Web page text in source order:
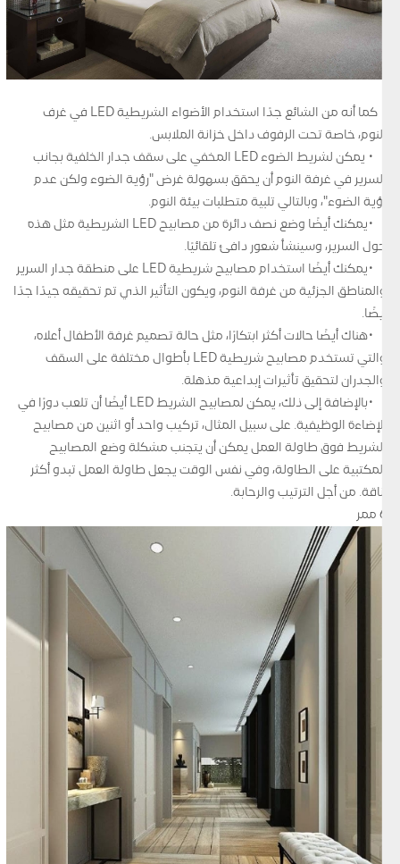
• كما أنه من الشائع جدًا استخدام الأضواء الشريطية LED في غرف
النوم، خاصة تحت الرفوف داخل خزانة الملابس.
• يمكن لشريط الضوء LED المخفي على سقف جدار الخلفية بجانب
السرير في غرفة النوم أن يحقق بسهولة غرض "رؤية الضوء ولكن عدم
رؤية الضوء"، وبالتالي تلبية متطلبات بيئة النوم.
•يمكنك أيضًا وضع نصف دائرة من مصابيح LED الشريطية مثل هذه
حول السرير، وسينشأ شعور دافئ تلقائيًا.
•يمكنك أيضًا استخدام مصابيح شريطية LED على منطقة جدار السرير
والمناطق الجزئية من غرفة النوم، ويكون التأثير الذي تم تحقيقه جيدًا جدًا
أيضًا.
•هناك أيضًا حالات أكثر ابتكارًا، مثل حالة تصميم غرفة الأطفال أعلاه،
والتي تستخدم مصابيح شريطية LED بأطوال مختلفة على السقف
والجدران لتحقيق تأثيرات إبداعية مذهلة.
•بالإضافة إلى ذلك، يمكن لمصابيح الشريط LED أيضًا أن تلعب دورًا في
الإضاءة الوظيفية. على سبيل المثال، تركيب واحد أو اثنين من مصابيح
الشريط فوق طاولة العمل يمكن أن يتجنب مشكلة وضع المصابيح
المكتبية على الطاولة، وفي نفس الوقت يجعل طاولة العمل تبدو أكثر
أناقة. من أجل الترتيب والرحابة.